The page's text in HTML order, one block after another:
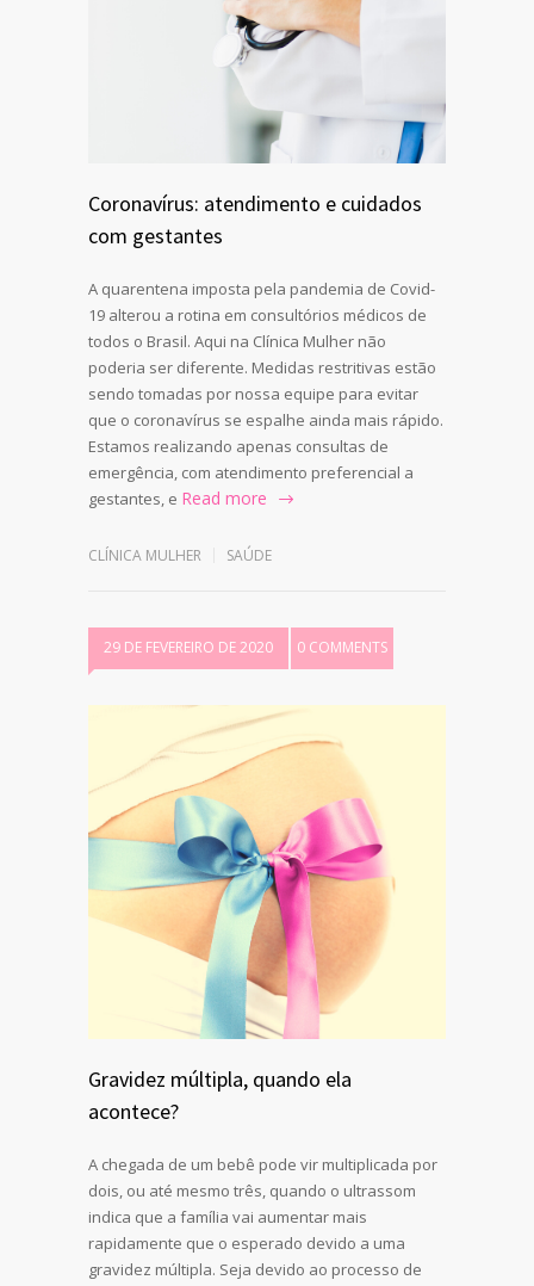
Coronavírus: atendimento e cuidados
com gestantes
A quarentena imposta pela pandemia de Covid-
19 alterou a rotina em consultórios médicos de
todos o Brasil. Aqui na Clínica Mulher não
poderia ser diferente. Medidas restritivas estão
sendo tomadas por nossa equipe para evitar
que o coronavírus se espalhe ainda mais rápido.
Estamos realizando apenas consultas de
emergência, com atendimento preferencial a
gestantes, e Read more
CLÍNICA MULHER SAÚDE
29 DE FEVEREIRO DE 2020 0 COMMENTS
Gravidez múltipla, quando ela
acontece?
A chegada de um bebê pode vir multiplicada por
dois, ou até mesmo três, quando o ultrassom
indica que a família vai aumentar mais
rapidamente que o esperado devido a uma
gravidez múltipla. Seja devido ao processo de